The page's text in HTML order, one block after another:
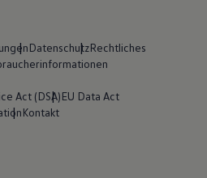
DatenschutzRechtliches
Act (DSA)EU Data Act
Kontakt